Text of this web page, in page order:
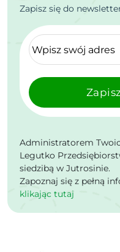
Zapisz się do
Administratorem
Legutko
siedzibą w Jutrosinie.
Zapoznaj się z pełną
klikając tutaj